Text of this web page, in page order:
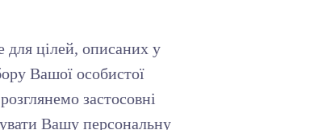
цілей, описаних у
Вашої особистої
застосовні
Вашу персональну